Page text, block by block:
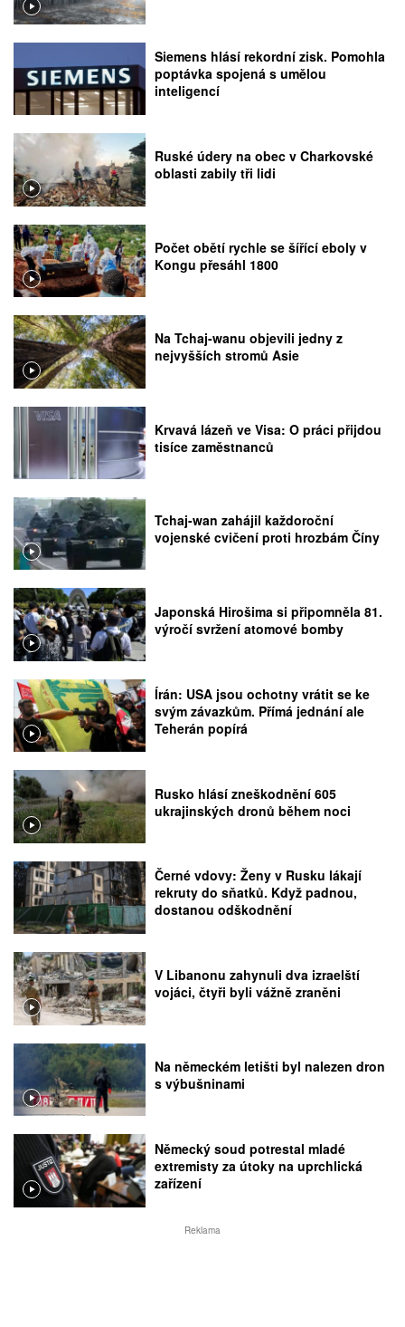
Siemens hlásí rekordní zisk. Pomohla
poptávka spojená s umělou
inteligencí
Ruské údery na obec v Charkovské
oblasti zabily tři lidi
Počet obětí rychle se šířící eboly v
Kongu přesáhl 1800
Na Tchaj-wanu objevili jedny z
nejvyšších stromů Asie
Krvavá lázeň ve Visa: O práci přijdou
tisíce zaměstnanců
Tchaj-wan zahájil každoroční
vojenské cvičení proti hrozbám Číny
Japonská Hirošima si připomněla 81.
výročí svržení atomové bomby
Írán: USA jsou ochotny vrátit se ke
svým závazkům. Přímá jednání ale
Teherán popírá
Rusko hlásí zneškodnění 605
ukrajinských dronů během noci
Černé vdovy: Ženy v Rusku lákají
rekruty do sňatků. Když padnou,
dostanou odškodnění
V Libanonu zahynuli dva izraelští
vojáci, čtyři byli vážně zraněni
Na německém letišti byl nalezen dron
s výbušninami
Německý soud potrestal mladé
extremisty za útoky na uprchlická
zařízení
Reklama